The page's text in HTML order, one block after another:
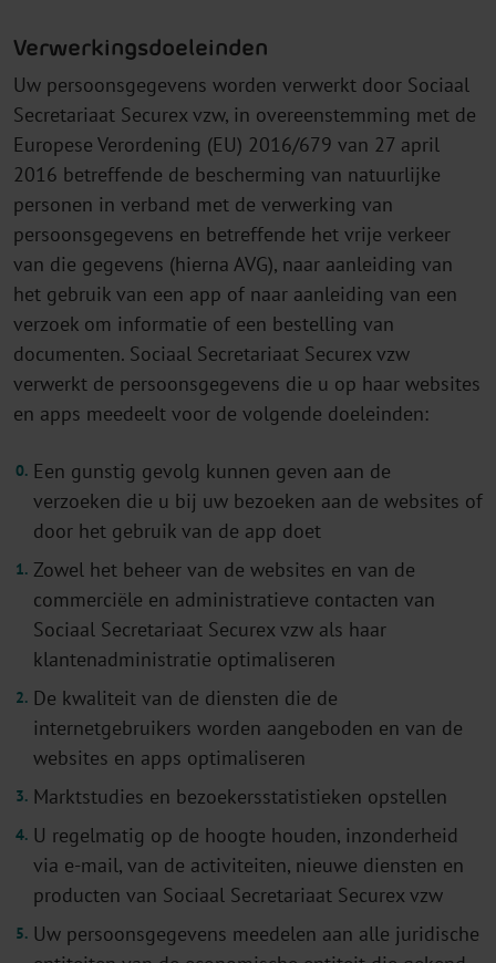
Verwerkingsdoeleinden
Uw persoonsgegevens worden verwerkt door Sociaal
Secretariaat Securex vzw, in overeenstemming met de
Europese Verordening (EU) 2016/679 van 27 april
2016 betreffende de bescherming van natuurlijke
personen in verband met de verwerking van
persoonsgegevens en betreffende het vrije verkeer
van die gegevens (hierna AVG), naar aanleiding van
het gebruik van een app of naar aanleiding van een
verzoek om informatie of een bestelling van
documenten. Sociaal Secretariaat Securex vzw
verwerkt de persoonsgegevens die u op haar websites
en apps meedeelt voor de volgende doeleinden:
Een gunstig gevolg kunnen geven aan de
verzoeken die u bij uw bezoeken aan de websites of
door het gebruik van de app doet
Zowel het beheer van de websites en van de
commerciële en administratieve contacten van
Sociaal Secretariaat Securex vzw als haar
klantenadministratie optimaliseren
De kwaliteit van de diensten die de
internetgebruikers worden aangeboden en van de
websites en apps optimaliseren
Marktstudies en bezoekersstatistieken opstellen
U regelmatig op de hoogte houden, inzonderheid
via e-mail, van de activiteiten, nieuwe diensten en
producten van Sociaal Secretariaat Securex vzw
Uw persoonsgegevens meedelen aan alle juridische